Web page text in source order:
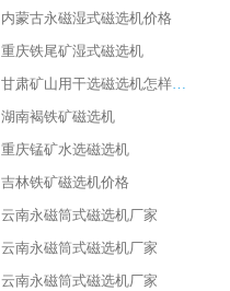
内蒙古永磁湿式磁选机价格
重庆铁尾矿湿式磁选机
甘肃矿山用干选磁选机怎样调磁
湖南褐铁矿磁选机
重庆锰矿水选磁选机
吉林铁矿磁选机价格
云南永磁筒式磁选机厂家
云南永磁筒式磁选机厂家
云南永磁筒式磁选机厂家